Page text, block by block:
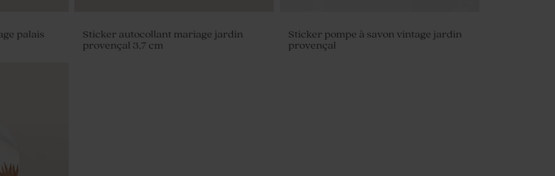
et
palais
Sticker autocollant mariage jardin
provençal 3,7 cm
Sticker pompe à savon vintage jardin
provençal